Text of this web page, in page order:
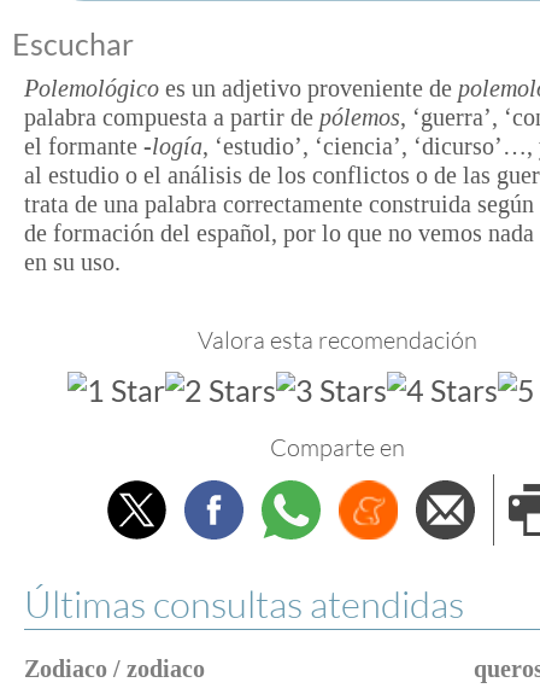
Escuchar
Polemológico es un adjetivo proveniente de
palabra compuesta a partir de pólemos, ‘guerra’,
el formante -logía, ‘estudio’, ‘ciencia’,
al estudio o el análisis de los conflictos o de las
trata de una palabra correctamente construida
de formación del español, por lo que no vemos
en su uso.
Valora esta recomendación
Comparte en
TwitterFacebookWhatsappMenéame
Últimas consultas atendidas
Zodiaco / zodiaco